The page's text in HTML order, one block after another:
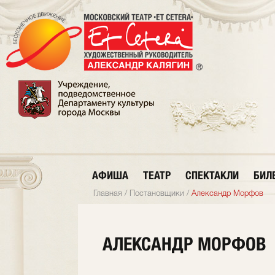
АФИША ТЕАТР СПЕКТАКЛИ
Главная / Постановщики / Александр Морфов
АЛЕКСАНДР МОРФОВ